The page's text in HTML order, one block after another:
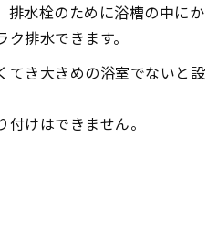
排水栓のために浴槽の中にか
排水できます。
てき大きめの浴室でないと設
けはできません。